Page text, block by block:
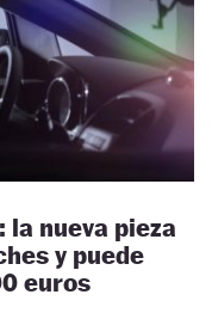
la nueva pieza
y puede
euros